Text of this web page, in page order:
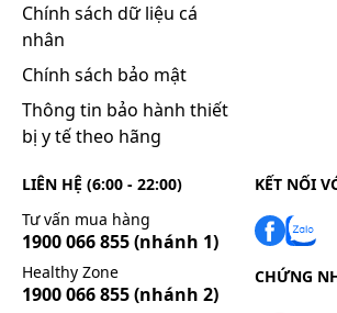
Chính sách dữ liệu cá
nhân
Chính sách bảo mật
Thông tin bảo hành thiết
bị y tế theo hãng
LIÊN HỆ (6:00 - 22:00)
Tư vấn mua hàng
1900 066 855(nhánh 1)
Healthy Zone
1900 066 855(nhánh 2)
KẾT NỐI
CHỨNG